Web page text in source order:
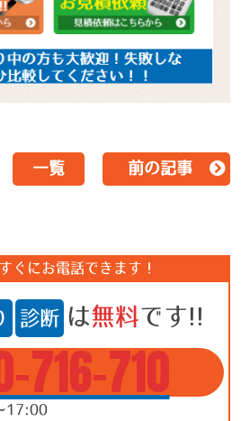
一覧 前の記事
ぐにお電話できます！
診断 は無料です!!
716-710
17:00